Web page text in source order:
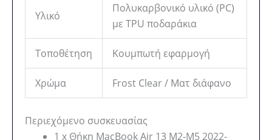
Υλικό
Πολυκαρβονικό υλικό (PC)
με TPU ποδαράκια
Τοποθέτηση Κουμπωτή εφαρμογή
Χρώμα Frost Clear / Ματ διάφανο
Περιεχόμενο συσκευασίας
1 x Θήκη MacBook Air 13 M2-M5 2022-